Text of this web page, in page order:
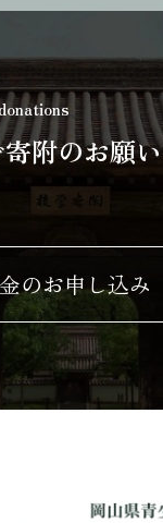
附のお願い
のお申し込み